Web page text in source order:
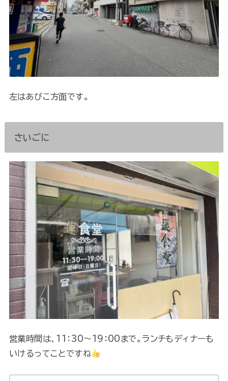
左はあびこ方面です。
さいごに
営業時間は、11：30～19：00まで。ランチもディナーも
いけるってことですね